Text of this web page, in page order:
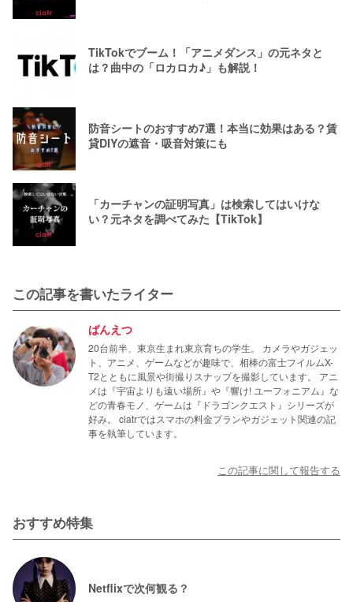
TikTokでブーム！「アニメダンス」の元ネタと
は？曲中の「ロカロカ♪」も解説！
防音シートのおすすめ7選！本当に効果はある？賃
貸DIYの遮音・吸音対策にも
「カーチャンの証明写真」は検索してはいけな
い？元ネタを調べてみた【TikTok】
この記事を書いたライター
ばんえつ
20台前半、東京生まれ東京育ちの学生。 カメラやガジェッ
ト、アニメ、ゲームなどが趣味で、相棒の富士フイルムX-
T2とともに風景や街撮りスナップを撮影しています。 アニ
メは『宇宙よりも遠い場所』や『響け! ユーフォニアム』な
どの青春モノ、ゲームは『ドラゴンクエスト』シリーズが
好み。 ciatrではスマホの料金プランやガジェット関連の記
事を執筆しています。
この記事に関して報告する
おすすめ特集
Netflixで次何観る？